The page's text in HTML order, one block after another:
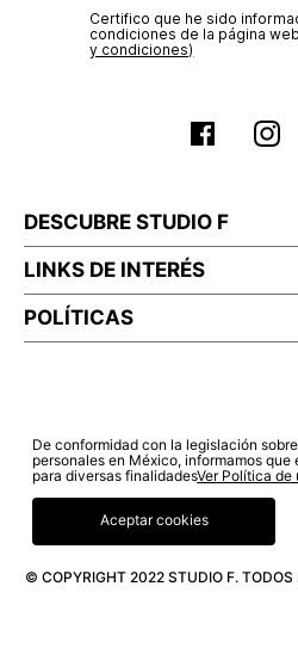
Certifico que he sido
condiciones de la página web‎
y condiciones)
DESCUBRE STUDIO F
LINKS DE INTERÉS
POLÍTICAS
© COPYRIGHT 2022 STUDIO F. TODOS
De conformidad con la legislación
personales en México, informamos
para diversas finalidadesVer Política de
Aceptar cookies